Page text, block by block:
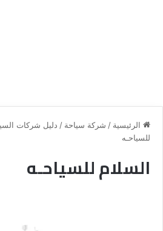
الرئيسية / شركة سياحة / دليل شركات
للسياحـه
السلام للسياحـه